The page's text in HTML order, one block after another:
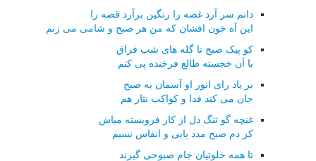
دانم سر آرد غصه را رنگین برآرد قصه را
این آه خون افشان که من هر صبح و شامی می زنم
کو پیک صبح تا گله های شب فراق
با آن خجسته طالع فرخنده پی کنم
بر یاد رای انور او آسمان به صبح
جان می کند فدا و کواکب نثار هم
غنچه گو تنگ دل از کار فروبسته مباش
کز دم صبح مدد یابی و انفاس نسیم
تا همه خلوتیان جام صبوحی گیرند